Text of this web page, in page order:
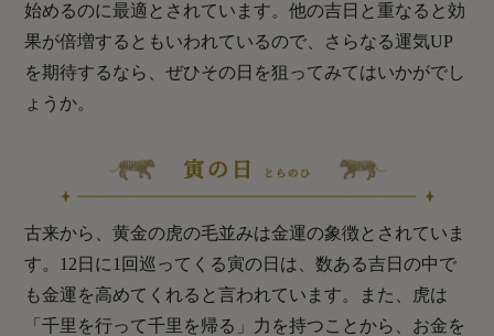
始めるのに最適とされています。他の吉日と重なると効
果が倍増するともいわれているので、さらなる運気UP
を期待するなら、ぜひその日を狙ってみてはいかがでし
ょうか。
古来から、黄金の虎の毛並みは金運の象徴とされていま
す。12日に1回巡ってくる寅の日は、数ある吉日の中で
も金運を高めてくれると言われています。また、虎は
「千里を行って千里を帰る」力を持つことから、お金を